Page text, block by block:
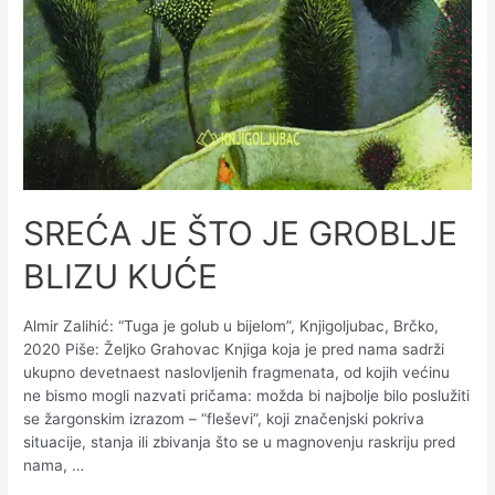
SREĆA JE ŠTO JE GROBLJE
BLIZU KUĆE
Almir Zalihić: “Tuga je golub u bijelom”, Knjigoljubac, Brčko,
2020 Piše: Željko Grahovac Knjiga koja je pred nama sadrži
ukupno devetnaest naslovljenih fragmenata, od kojih većinu
ne bismo mogli nazvati pričama: možda bi najbolje bilo poslužiti
se žargonskim izrazom – “fleševi”, koji značenjski pokriva
situacije, stanja ili zbivanja što se u magnovenju raskriju pred
nama, …